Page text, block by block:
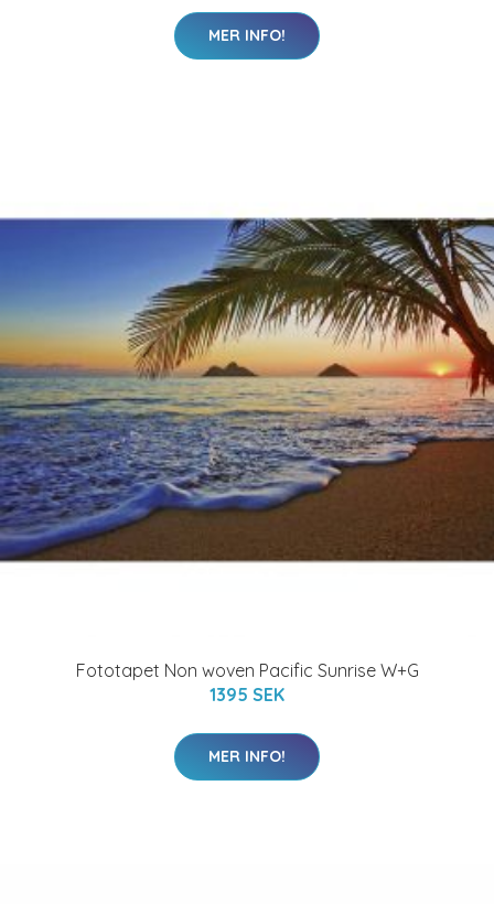
MER INFO!
Fototapet Non woven Pacific Sunrise W+G
1395 SEK
MER INFO!